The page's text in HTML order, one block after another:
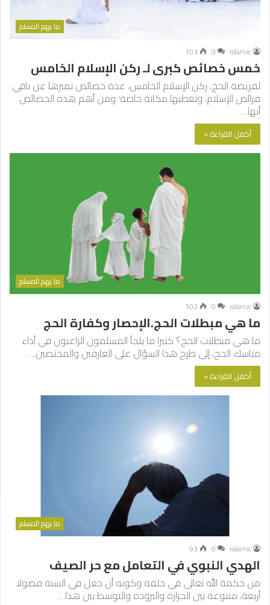
ما يهم المسلم
islamic
0
103
خمس خصائص كبرى لـ ركن الإسلام الخامس
لفريضة الحج، ركن الإسلام الخامس، عدة خصائص تميزها عن باقي
فرائض الإسلام، وتعطيها مكانة خاصة؛ ومن أهم هذه الخصائص
أنها…
أكمل القراءة »
ما يهم المسلم
islamic
0
102
ما هي مبطلات الحج.الإحصار وكفارة الحج
ما هي مبطلات الحج؟ كثيرا ما يلجأ المسلمون الراغبون في أداء
مناسك الحج، إلى طرح هذا السؤال على العارفين والمختصين.…
أكمل القراءة »
ما يهم المسلم
islamic
0
93
الهدي النبوي في التعامل مع حر الصيف
من حكمة الله تعالى في خلقه وكونه أن جعل في السنة فصولا
أربعة، متنوعة بين الحرارة والبرودة والتوسط بين هذا…